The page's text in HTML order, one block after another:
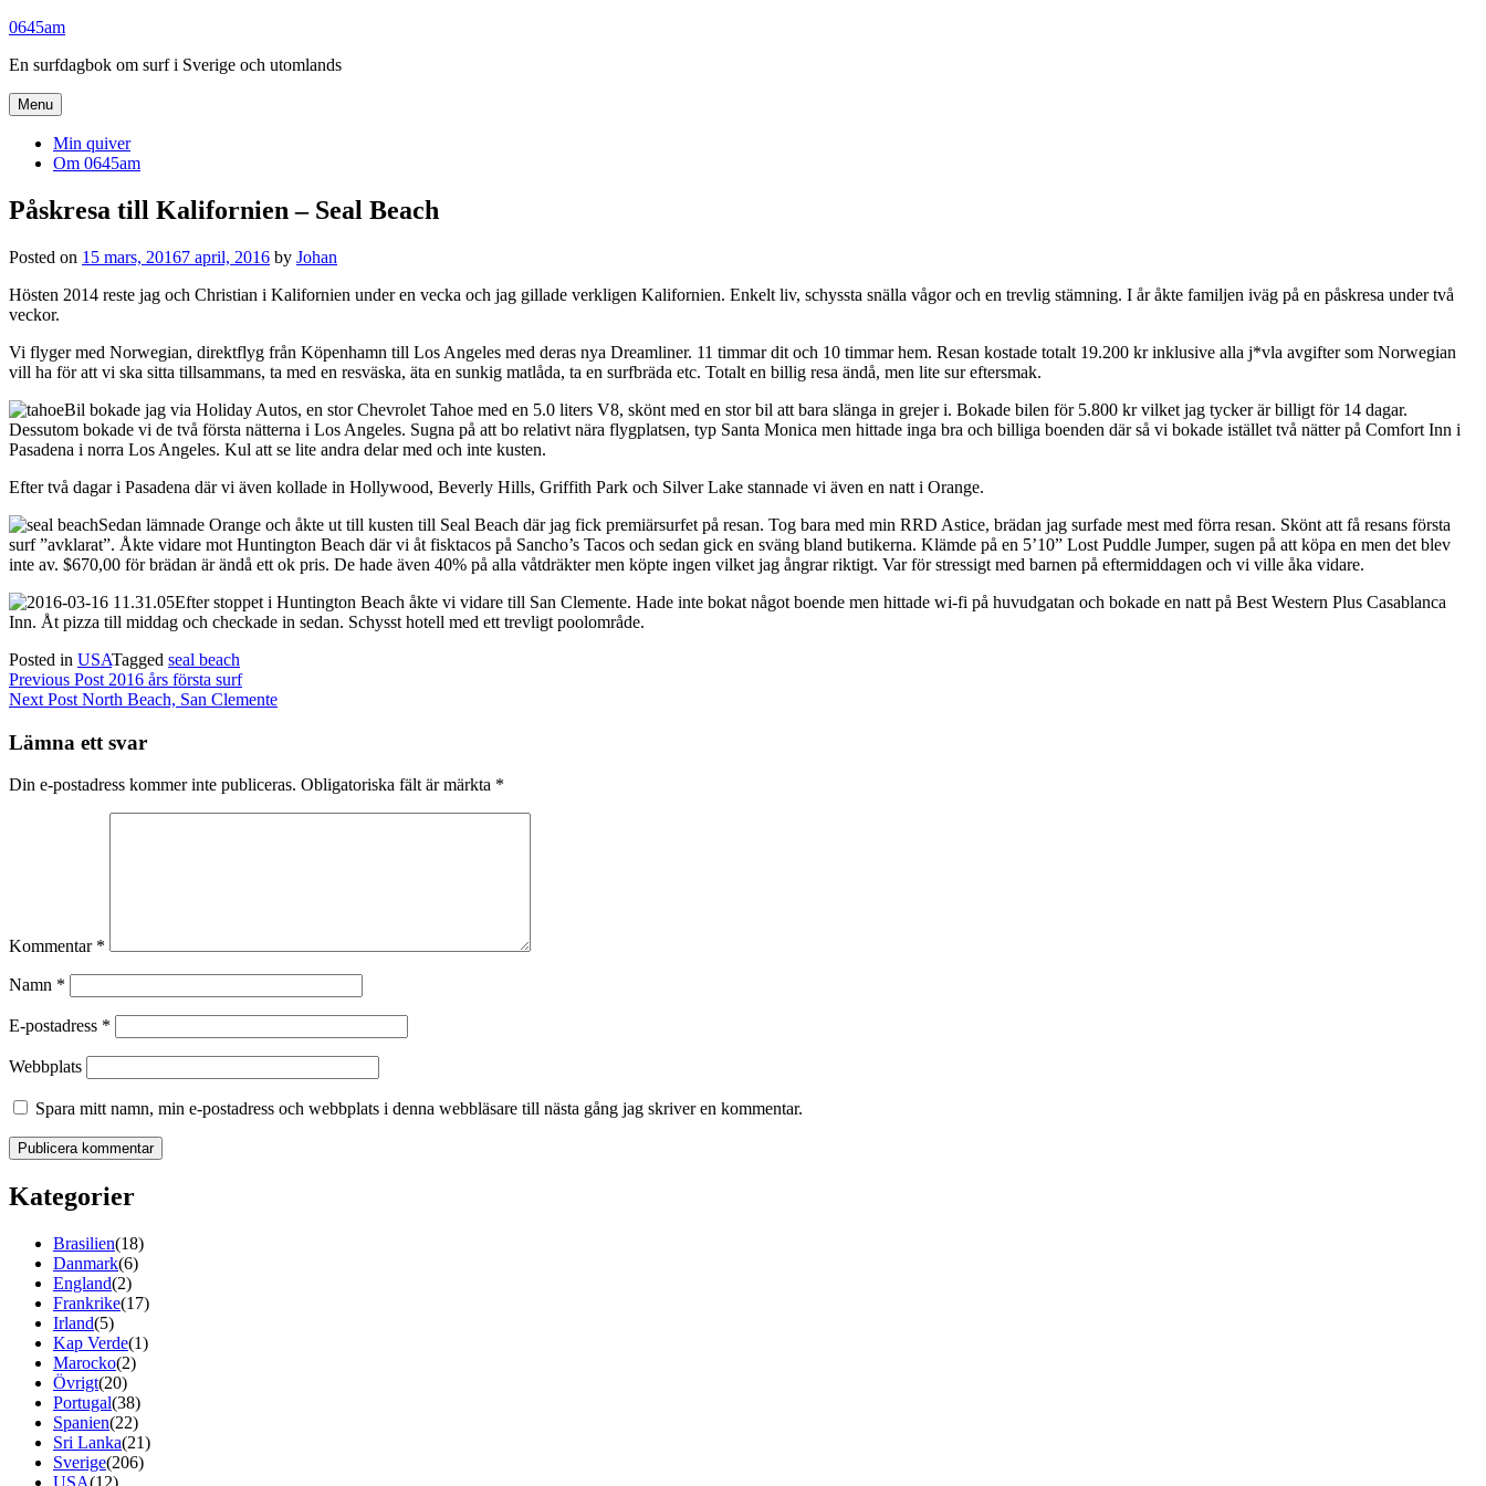
Skip
content
0645am
En surfdagbok om surf i Sverige och utomlands
Menu
Min quiver
Om 0645am
Påskresa till Kalifornien – Seal Beach
Posted on 15 mars, 20167 april, 2016 by Johan
Hösten 2014 reste jag och Christian i Kalifornien under en vecka och jag gillade verkligen Kalifornien. Enkelt liv, schyssta snälla vågor och en trevlig stämning. I år åkte familjen iväg på en påskresa under två
veckor.
Vi flyger med Norwegian, direktflyg från Köpenhamn till Los Angeles med deras nya Dreamliner. 11 timmar dit och 10 timmar hem. Resan kostade totalt 19.200 kr inklusive alla j*vla avgifter som Norwegian
vill ha för att vi ska sitta tillsammans, ta med en resväska, äta en sunkig matlåda, ta en surfbräda etc. Totalt en billig resa ändå, men lite sur eftersmak.
Bil bokade jag via Holiday Autos, en stor Chevrolet Tahoe med en 5.0 liters V8, skönt med en stor bil att bara slänga in grejer i. Bokade bilen för 5.800 kr vilket jag tycker är billigt för 14 dagar.
Dessutom bokade vi de två första nätterna i Los Angeles. Sugna på att bo relativt nära flygplatsen, typ Santa Monica men hittade inga bra och billiga boenden där så vi bokade istället två nätter på Comfort Inn i
Pasadena i norra Los Angeles. Kul att se lite andra delar med och inte kusten.
Efter två dagar i Pasadena där vi även kollade in Hollywood, Beverly Hills, Griffith Park och Silver Lake stannade vi även en natt i Orange.
Sedan lämnade Orange och åkte ut till kusten till Seal Beach där jag fick premiärsurfet på resan. Tog bara med min RRD Astice, brädan jag surfade mest med förra resan. Skönt att få resans första
surf ”avklarat”. Åkte vidare mot Huntington Beach där vi åt fisktacos på Sancho’s Tacos och sedan gick en sväng bland butikerna. Klämde på en 5’10” Lost Puddle Jumper, sugen på att köpa en men det blev
inte av. $670,00 för brädan är ändå ett ok pris. De hade även 40% på alla våtdräkter men köpte ingen vilket jag ångrar riktigt. Var för stressigt med barnen på eftermiddagen och vi ville åka vidare.
Efter stoppet i Huntington Beach åkte vi vidare till San Clemente. Hade inte bokat något boende men hittade wi-fi på huvudgatan och bokade en natt på Best Western Plus Casablanca
Inn. Åt pizza till middag och checkade in sedan. Schysst hotell med ett trevligt poolområde.
Posted in USATagged seal beach
Inläggsnavigering
Previous Post 2016 års första surf
Next Post North Beach, San Clemente
Lämna ett svar
Din e-postadress kommer inte publiceras. Obligatoriska fält är märkta *
Kommentar *
Namn *
E-postadress *
Webbplats
Spara mitt namn, min e-postadress och webbplats i denna webbläsare till nästa gång jag skriver en kommentar.
Kategorier
Brasilien(18)
Danmark(6)
England(2)
Frankrike(17)
Irland(5)
Kap Verde(1)
Marocko(2)
Övrigt(20)
Portugal(38)
Spanien(22)
Sri Lanka(21)
Sverige(206)
USA(12)